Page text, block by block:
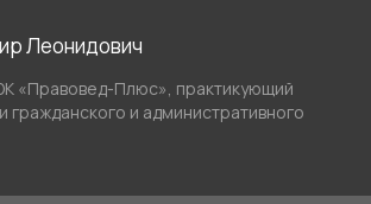
Леонидович
«Правовед-Плюс», практикующий
гражданского и административного